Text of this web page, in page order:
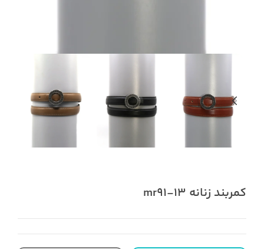
کمربند زنانه mr91-13